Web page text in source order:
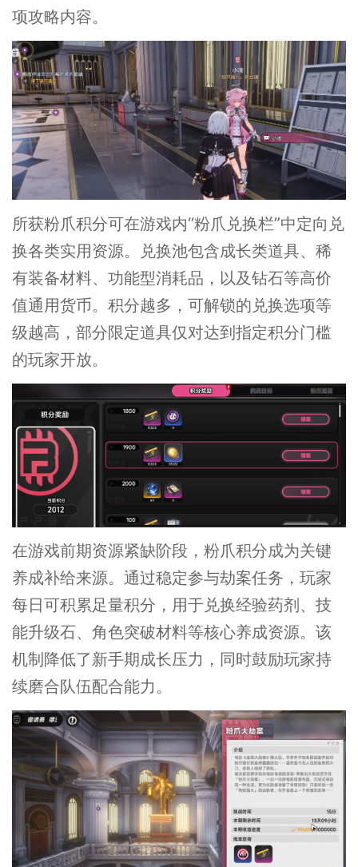
项攻略内容。
所获粉爪积分可在游戏内“粉爪兑换栏”中定向兑
换各类实用资源。兑换池包含成长类道具、稀
有装备材料、功能型消耗品，以及钻石等高价
值通用货币。积分越多，可解锁的兑换选项等
级越高，部分限定道具仅对达到指定积分门槛
的玩家开放。
在游戏前期资源紧缺阶段，粉爪积分成为关键
养成补给来源。通过稳定参与劫案任务，玩家
每日可积累足量积分，用于兑换经验药剂、技
能升级石、角色突破材料等核心养成资源。该
机制降低了新手期成长压力，同时鼓励玩家持
续磨合队伍配合能力。